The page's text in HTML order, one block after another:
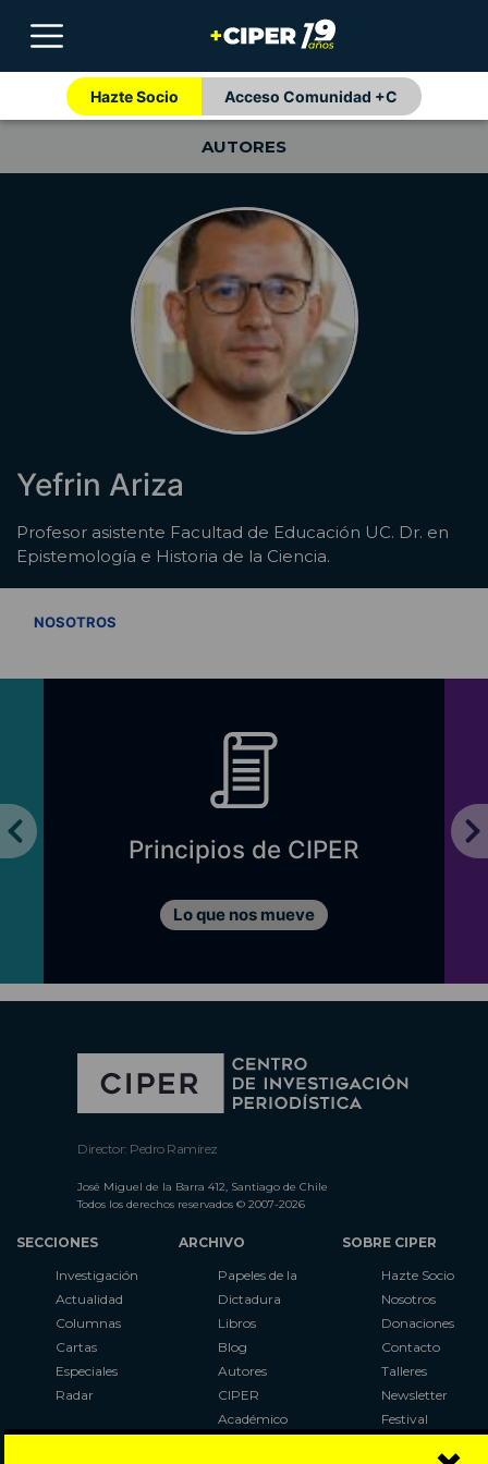
Hazte Socio Acceso Comunidad +C
AUTORES
Yefrin Ariza
Profesor asistente Facultad de Educación UC. Dr. en
Epistemología e Historia de la Ciencia.
NOSOTROS
Principios de CIPER
Lo que nos mueve
Director: Pedro Ramírez
José Miguel de la Barra 412, Santiago de Chile
Todos los derechos reservados © 2007-2026
SECCIONES
Investigación
Actualidad
Columnas
Cartas
Especiales
Radar
ARCHIVO
Papeles de la
Dictadura
Libros
Blog
Autores
CIPER
Académico
SOBRE CIPER
Hazte Socio
Nosotros
Donaciones
Contacto
Talleres
Newsletter
Festival